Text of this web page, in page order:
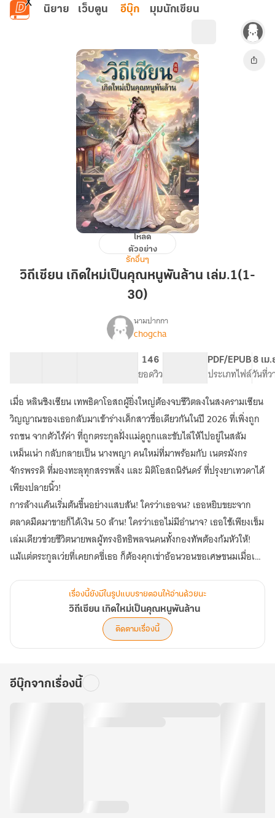
ข้ามไปยังเนื้อหาหลัก
นิยาย เว็บตูน อีบุ๊ก มุมนักเขียน
เกิด
30)
โหลด
ตัวอย่าง
รักอื่นๆ
วิถีเซียน เกิดใหม่เป็นคุณหนูพันล้าน เล่ม.1(1-
30)
เรื่อง
เซียน
เกิด
ใหม่
เป็น
คุณ
หนู
พัน
ล้าน
นามปากกา
chogcha
146
ยอดวิว
PDF/EPUB
ประเภทไฟล์
8 เม
วันที่ว
เมื่อ หลินชิงเซียน เทพธิดาโอสถผู้ยิ่งใหญ่ต้องจบชีวิตลงในสงครามเซียน
วิญญาณของเธอกลับมาเข้าร่างเด็กสาวชื่อเดียวกันในปี 2026 ที่เพิ่งถูก
รถชน จากตัวไร้ค่า ที่ถูกตระกูลฝั่งแม่ดูถูกและขับไล่ให้ไปอยู่ในสลัม
เหม็นเน่า กลับกลายเป็น นางพญา คนใหม่ที่มาพร้อมกับ เนตรมังกร
จักรพรรดิ ที่มองทะลุทุกสรรพสิ่ง และ มิติโอสถนิรันดร์ ที่ปรุงยาเทวดาได้
เพียงปลายนิ้ว!
การล้างแค้นเริ่มต้นขึ้นอย่างแสบสัน! ใครว่าเธอจน? เธอหยิบขยะจาก
ตลาดมืดมาขายก็ได้เงิน 50 ล้าน! ใครว่าเธอไม่มีอำนาจ? เธอใช้เพียงเข็ม
เล่มเดียวช่วยชีวิตนายพลผู้ทรงอิทธิพลจนคนทั้งกองทัพต้องก้มหัวให้!
แม้แต่ตระกูลเว่ยที่เคยกดขี่เธอ ก็ต้องคุกเข่าอ้อนวอนขอเศษขนมเมื่อเธอ
แต่ความปังยังไม่หมดเพียงเท่านี้! เมื่อพ่อในชาติก่อนของเธออย่าง หลิน
เทียน เจ้าสำนักผู้เกรียงไกร ดันกลับชาติมาเกิดเป็น เจ้าพ่อคาสิโนระดับ
โลก ที่พร้อมจะประเคนทุกอย่างให้ลูกสาวคนเดียว ใครกล้าแตะเธอ พ่อ
จะบุกไปถล่มมันให้ราบ!
เฉิน ประธานหนุ่มสุดเย็นชาผู้กุมบังเหียนเทคโนโลยีระดับโลกกลับเริ่ม
ตามเกาะติดเธอไม่ห่าง เขาไม่ใช่แค่ประธานสายเปย์ที่ซื้อห้างให้เป็นของ
เรื่องนี้ยังมีในรูปแบบรายตอนให้อ่านด้วยนะ
วิถีเซียน เกิดใหม่เป็นคุณหนูพันล้าน
ติดตามเรื่องนี้
อีบุ๊กจากเรื่องนี้